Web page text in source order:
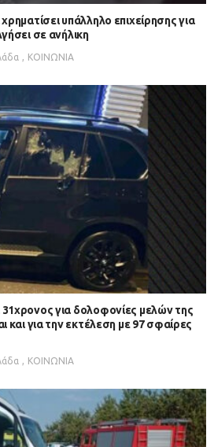
υπάλληλο επιχείρησης για
σε ανήλικη
ΚΟΙΝΩΝΙΑ
για δολοφονίες μελών της
και για την εκτέλεση με 97 σφαίρες
ΚΟΙΝΩΝΙΑ